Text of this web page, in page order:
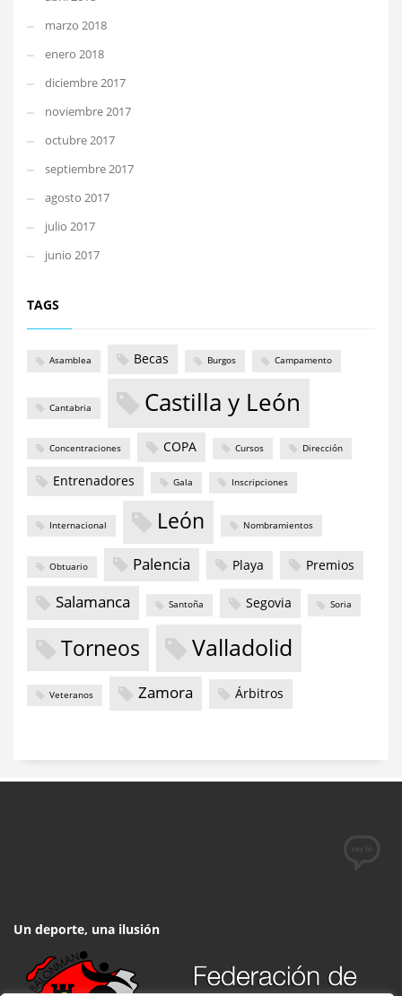
marzo 2018
enero 2018
diciembre 2017
noviembre 2017
octubre 2017
septiembre 2017
agosto 2017
julio 2017
junio 2017
TAGS
Asamblea Becas Burgos Campamento
Cantabria Castilla y León
Concentraciones COPA Cursos Dirección
Entrenadores Gala Inscripciones
Internacional León Nombramientos
Obtuario Palencia Playa Premios
Salamanca Santoña Segovia Soria
Torneos Valladolid
Veteranos Zamora Árbitros
Un deporte, una ilusión